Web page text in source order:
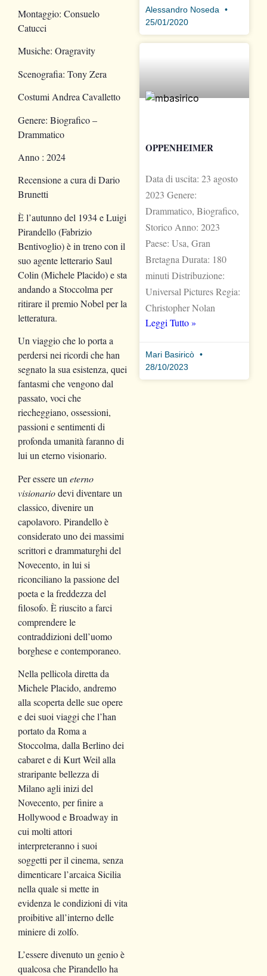
Montaggio: Consuelo
Catucci
Musiche: Oragravity
Scenografia: Tony Zera
Costumi Andrea Cavalletto
Genere: Biografico –
Drammatico
Anno : 2024
Recensione a cura di Dario
Brunetti
È l’autunno del 1934 e Luigi
Pirandello (Fabrizio
Bentivoglio) è in treno con il
suo agente letterario Saul
Colin (Michele Placido) e sta
andando a Stoccolma per
ritirare il premio Nobel per la
letteratura.
Un viaggio che lo porta a
perdersi nei ricordi che han
segnato la sua esistenza, quei
fantasmi che vengono dal
passato, voci che
riecheggiano, ossessioni,
passioni e sentimenti di
profonda umanità faranno di
lui un eterno visionario.
Per essere un eterno
visionariodevi diventare un
classico, divenire un
capolavoro. Pirandello è
considerato uno dei massimi
scrittori e drammaturghi del
Novecento, in lui si
riconciliano la passione del
poeta e la freddezza del
filosofo. È riuscito a farci
comprendere le
contraddizioni dell’uomo
borghese e contemporaneo.
Nella pellicola diretta da
Michele Placido, andremo
alla scoperta delle sue opere
e dei suoi viaggi che l’han
portato da Roma a
Stoccolma, dalla Berlino dei
cabaret e di Kurt Weil alla
straripante bellezza di
Milano agli inizi del
Novecento, per finire a
Hollywood e Broadway in
cui molti attori
interpreteranno i suoi
soggetti per il cinema, senza
dimenticare l’arcaica Sicilia
nella quale si mette in
evidenza le condizioni di vita
proibitive all’interno delle
miniere di zolfo.
L’essere divenuto un genio è
qualcosa che Pirandello ha
Alessandro Noseda
25/01/2020
OPPENHEIMER
Data di uscita: 23 agosto
2023 Genere:
Drammatico, Biografico,
Storico Anno: 2023
Paese: Usa, Gran
Bretagna Durata: 180
minuti Distribuzione:
Universal Pictures Regia:
Christopher Nolan
Leggi Tutto »
Mari Basiricò
28/10/2023